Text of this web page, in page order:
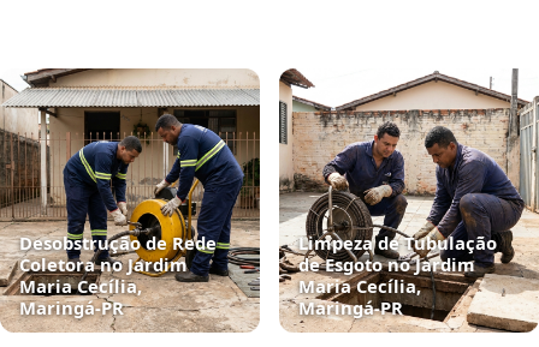
Desobstrução de Rede
Coletora no Jardim
Maria Cecília,
Maringá‑PR
Limpeza de Tubulação
de Esgoto no Jardim
Maria Cecília,
Maringá‑PR